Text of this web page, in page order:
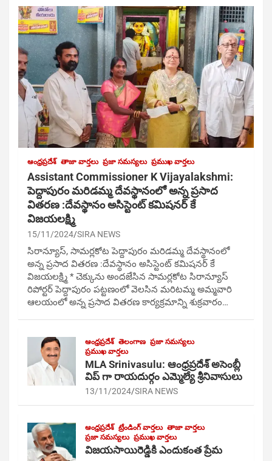
ఆంధ్రప్రదేశ్ తాజా వార్తలు ప్రజా సమస్యలు ప్రముఖ వార్తలు
Assistant Commissioner K Vijayalakshmi:
పెద్దాపురం మరిడమ్మ దేవస్థానంలో అన్న ప్రసాద
వితరణ :దేవస్థానం అసిస్టెంట్ కమిషనర్ కే
విజయలక్ష్మి
15/11/2024 SIRA NEWS
సిరాన్యూస్, సామర్లకోట పెద్దాపురం మరిడమ్మ దేవస్థానంలో
అన్న ప్రసాద వితరణ :దేవస్థానం అసిస్టెంట్ కమిషనర్ కే
విజయలక్ష్మి * చెక్కును అందజేసిన సామర్లకోట సిరాన్యూస్
రిపోర్టర్ పెద్దాపురం పట్టణంలో వెలసిన మరిటమ్మ అమ్మవారి
ఆలయంలో అన్న ప్రసాద వితరణ కార్యక్రమాన్ని శుక్రవారం…
ఆంధ్రప్రదేశ్ తెలంగాణ ప్రజా సమస్యలు
ప్రముఖ వార్తలు
MLA Srinivasulu: ఆంధ్రప్రదేశ్ అసెంబ్లీ
విప్ గా రాయదుర్గం ఎమ్మెల్యే శ్రీనివాసులు
13/11/2024 SIRA NEWS
ఆంధ్రప్రదేశ్ ట్రేండింగ్ వార్తలు తాజా వార్తలు
ప్రజా సమస్యలు ప్రముఖ వార్తలు
విజయసాయిరెడ్డికి ఎందుకంత ప్రేమ